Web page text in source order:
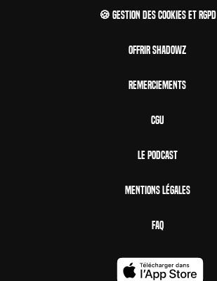
🍪 Gestion des cookies et RGPD
Offrir Shadowz
Remerciements
CGU
Le Podcast
Mentions Légales
FAQ